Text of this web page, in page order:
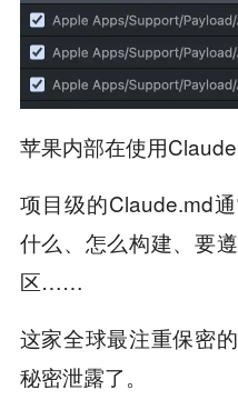
苹果内部在使用
项目级的Claude.md
什么、怎么构建、要
区……
这家全球最注重保密
秘密泄露了。